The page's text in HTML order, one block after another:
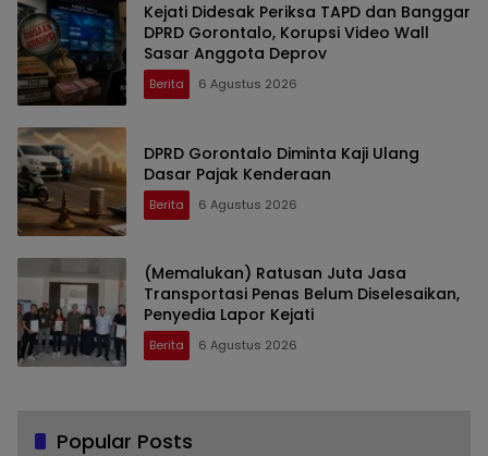
Kejati Didesak Periksa TAPD dan Banggar
DPRD Gorontalo, Korupsi Video Wall
Sasar Anggota Deprov
Berita 6 Agustus 2026
DPRD Gorontalo Diminta Kaji Ulang
Dasar Pajak Kenderaan
Berita 6 Agustus 2026
(Memalukan) Ratusan Juta Jasa
Transportasi Penas Belum Diselesaikan,
Penyedia Lapor Kejati
Berita 6 Agustus 2026
Popular Posts